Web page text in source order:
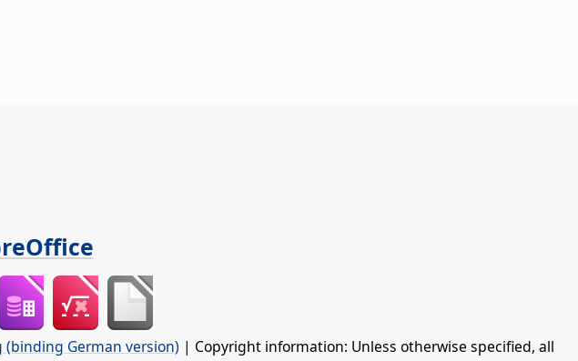
(binding German version) | Copyright information: Unless otherwise specified, all